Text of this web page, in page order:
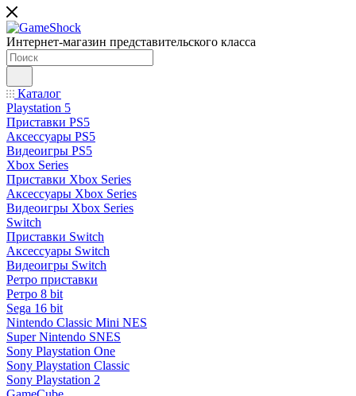
Интернет-магазин представительского класса
Каталог
Playstation 5
Приставки PS5
Аксессуары PS5
Видеоигры PS5
Xbox Series
Приставки Xbox Series
Аксессуары Xbox Series
Видеоигры Xbox Series
Switch
Приставки Switch
Аксессуары Switch
Видеоигры Switch
Ретро приставки
Ретро 8 bit
Sega 16 bit
Nintendo Classic Mini NES
Super Nintendo SNES
Sony Playstation One
Sony Playstation Classic
Sony Playstation 2